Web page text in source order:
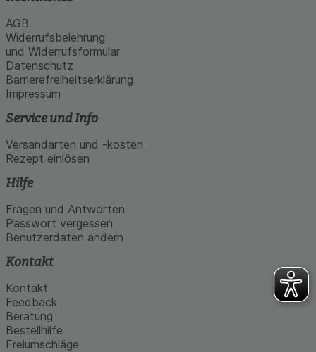
AGB
Widerrufsbelehrung
und Widerrufsformular
Datenschutz
Barrierefreiheitserklärung
Impressum
Service und Info
Versandarten und -kosten
Rezept einlösen
Hilfe
Fragen und Antworten
Passwort vergessen
Benutzerdaten ändern
Kontakt
Kontakt
Feedback
Beratung
Bestellhilfe
Freiumschläge